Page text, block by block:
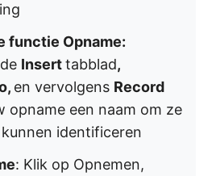
functie Opname:
Inserttabblad,
en vervolgens Record
opname een naam om ze
identificeren
: Klik op Opnemen,